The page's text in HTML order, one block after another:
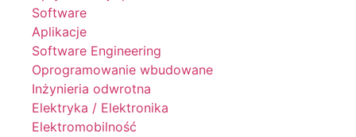
Software
Aplikacje
Software Engineering
Oprogramowanie wbudowane
Inżynieria odwrotna
Elektryka / Elektronika
Elektromobilność